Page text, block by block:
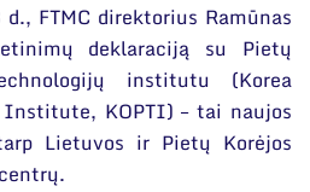
FTMC direktorius Ramūnas
deklaraciją su Pietų
institutu (Korea
KOPTI) – tai naujos
Lietuvos ir Pietų Korėjos